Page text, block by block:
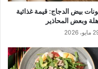
بيض الدجاج: قيمة غذائية
وبعض المحاذير
2026